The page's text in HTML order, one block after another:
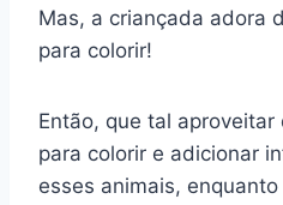
Mas, a criançada adora
para colorir!
Então, que tal
para colorir e adicionar
esses animais,